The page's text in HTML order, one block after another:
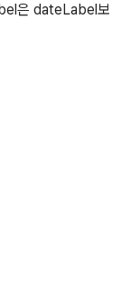
은 dateLabel보